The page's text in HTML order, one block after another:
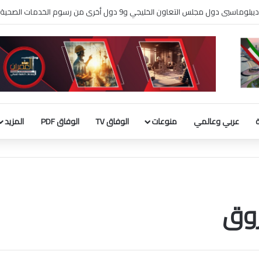
للثقافة يطلق فعاليات «نادي المبدعين» للأطفال ضمن مهرجان «صيفي ثقافي 18»
عربي وعالمي منوعات الوفاق TV الوفاق PDF المزيد